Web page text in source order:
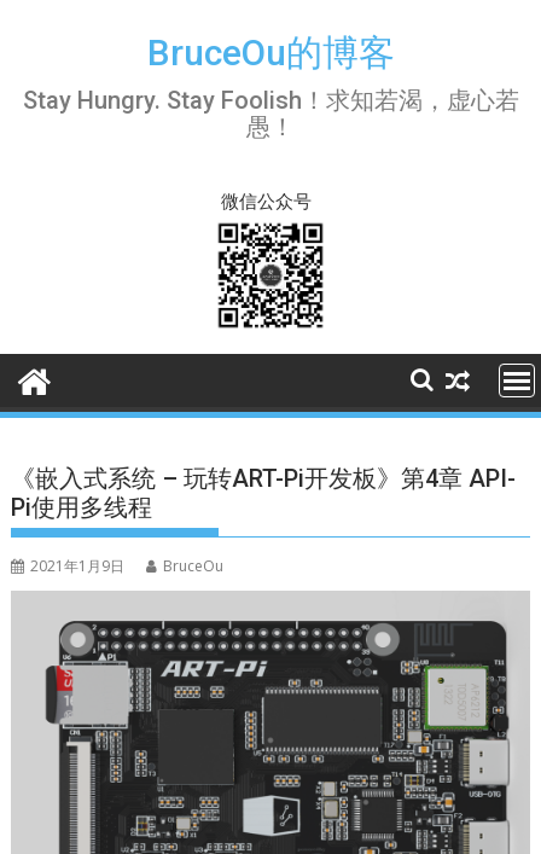
BruceOu的博客
Stay Hungry. Stay Foolish！求知若渴，虚心若
愚！
微信公众号
《嵌入式系统 – 玩转ART-Pi开发板》第4章 API-
Pi使用多线程
2021年1月9日 BruceOu